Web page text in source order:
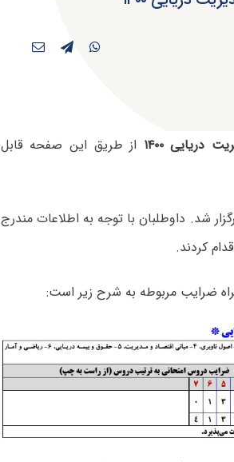
۱۴۰۰
از طریق این صفحه قابل
۶ تا ۸ مرداد برگزار شد. داوطلبان با توجه به اطلاعات مندرج
کردند.
ضرایب مربوطه به شرح زیر است: